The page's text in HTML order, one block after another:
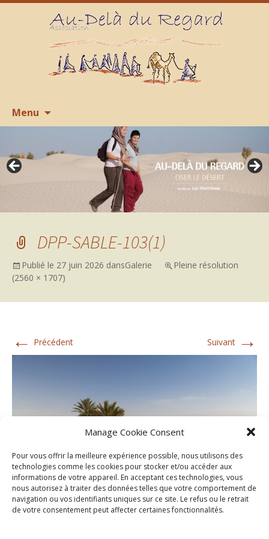
Manage Cookie Consent
Pour vous offrir la meilleure expérience possible, nous utilisons des
technologies comme les cookies pour stocker et/ou accéder aux
informations de votre appareil. En acceptant ces technologies, vous
nous autorisez à traiter des données telles que votre comportement de
navigation ou vos identifiants uniques sur ce site. Le refus ou le retrait
de votre consentement peut affecter certaines fonctionnalités.
Menu
contenu
DPP-SABLE-103(1)
Publié le 27 juin 2026 dansGalerie
Pleine résolution
(2560 × 1707)
← Précédent Suivant →